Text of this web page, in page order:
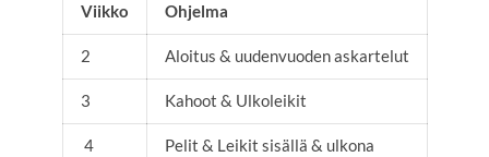
Viikko Ohjelma
2 Aloitus & uudenvuoden askartelut
3 Kahoot & Ulkoleikit
4 Pelit & Leikit sisällä & ulkona